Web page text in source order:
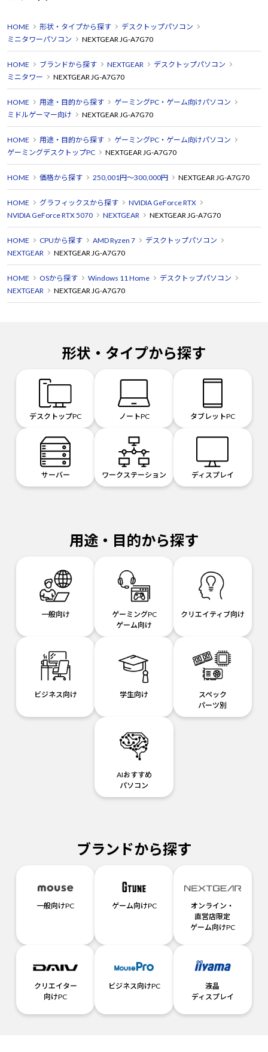
HOME 形状・タイプから探す
デスクトップパソコン
ミニタワーパソコン
NEXTGEAR JG-A7G70
HOME ブランドから探す NEXTGEAR
デスクトップパソコン
ミニタワー
NEXTGEAR JG-A7G70
HOME 用途・目的から探す
ゲーミングPC・ゲーム向けパソコン
ミドルゲーマー向け
NEXTGEAR JG-A7G70
HOME 用途・目的から探す
ゲーミングPC・ゲーム向けパソコン
ゲーミングデスクトップPC
NEXTGEAR JG-A7G70
HOME 価格から探す 250,001円～300,000円 NEXTGEAR JG-A7G70
HOME グラフィックスから探す
NVIDIA GeForce RTX
NVIDIA GeForce RTX 5070
NEXTGEAR NEXTGEAR JG-A7G70
HOME CPUから探す AMD Ryzen 7
デスクトップパソコン
NEXTGEAR
NEXTGEAR JG-A7G70
HOME OSから探す Windows 11 Home
デスクトップパソコン
NEXTGEAR
NEXTGEAR JG-A7G70
形状・タイプから探す
デスクトップPC ノートPC タブレットPC
サーバー ワークステーション ディスプレイ
用途・目的から探す
一般向け
ゲーミングPC
ゲーム向け
クリエイティブ向け
ビジネス向け 学生向け
スペック
パーツ別
AIおすすめ
パソコン
ブランドから探す
一般向けPC ゲーム向けPC
オンライン・
直営店限定
ゲーム向けPC
クリエイター
向けPC
ビジネス向けPC
液晶
ディスプレイ